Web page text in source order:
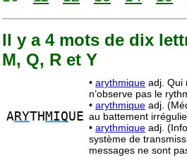
Il y a 4 mots de dix
M, Q, R et Y
ARYTH MIQUE
• arythmique adj. Qui
n’observe pas le
• arythmique adj.
au battement
• arythmique adj.
système de
messages ne sont